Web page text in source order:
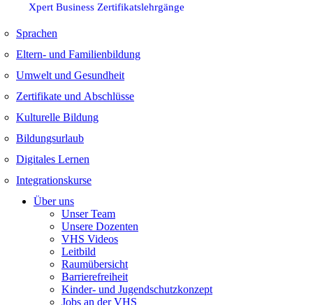
Xpert Business Zertifikatslehrgänge
Sprachen
Eltern- und Familienbildung
Umwelt und Gesundheit
Zertifikate und Abschlüsse
Kulturelle Bildung
Bildungsurlaub
Digitales Lernen
Integrationskurse
Über uns
Unser Team
Unsere Dozenten
VHS Videos
Leitbild
Raumübersicht
Barrierefreiheit
Kinder- und Jugendschutzkonzept
Jobs an der VHS